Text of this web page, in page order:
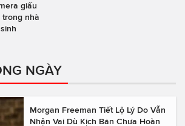
giấu
trong nhà
NGÀY
Morgan Freeman Tiết Lộ Lý Do Vẫn
Nhận Vai Dù Kịch Bản Chưa Hoàn